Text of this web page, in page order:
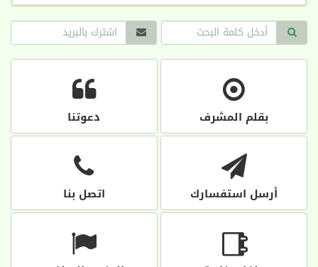
بقلم المشرف دعوتنا
أرسل استفسارك اتصل بنا